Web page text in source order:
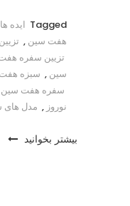
Tagged ایده
هفت سین ,
تزیین سفره هفت
سین , سبزه هفت
سفره هفت سین 95
نوروز , مدل
بیشتر بخوانید